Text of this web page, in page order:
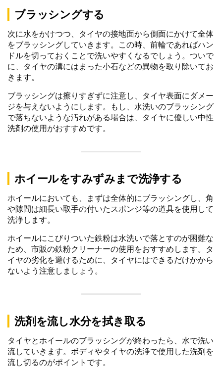
ブラッシングする
次に水をかけつつ、タイヤの接地面から側面にかけて全体
をブラッシングしていきます。この時、前輪であればハン
ドルを切っておくことで洗いやすくなるでしょう。ついで
に、タイヤの溝にはまった小石などの異物を取り除いてお
きます。
ブラッシングは擦りすぎずに注意し、タイヤ表面にダメー
ジを与えないようにします。もし、水洗いのブラッシング
で落ちないような汚れがある場合は、タイヤに優しい中性
洗剤の使用がおすすめです。
ホイールをすみずみまで洗浄する
ホイールにおいても、まずは全体的にブラッシングし、角
や隙間は細長い取手の付いたスポンジ等の道具を使用して
洗浄します。
ホイールにこびりついた鉄粉は水洗いで落とすのが困難な
ため、市販の鉄粉クリーナーの使用をおすすめします。タ
イヤの劣化を避けるために、タイヤにはできるだけかから
ないよう注意しましょう。
洗剤を流し水分を拭き取る
タイヤとホイールのブラッシングが終わったら、水で洗い
流していきます。ボディやタイヤの洗浄で使用した洗剤を
流し切るのがポイントです。